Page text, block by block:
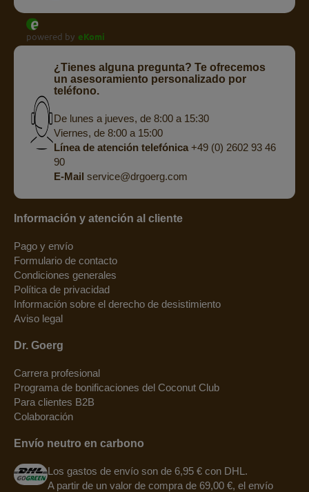
powered by eKomi
¿Tienes alguna pregunta? Te ofrecemos
un asesoramiento personalizado por
teléfono.
De lunes a jueves, de 8:00 a 15:30
Viernes, de 8:00 a 15:00
Línea de atención telefónica+49 (0) 2602 93 46
90
E-Mail service@drgoerg.com
Información y atención al cliente
Pago y envío
Formulario de contacto
Condiciones generales
Política de privacidad
Información sobre el derecho de desistimiento
Aviso legal
Dr. Goerg
Carrera profesional
Programa de bonificaciones del Coconut Club
Para clientes B2B
Colaboración
Envío neutro en carbono
Los gastos de envío son de 6,95 € con DHL.
A partir de un valor de compra de 69,00 €, el envío